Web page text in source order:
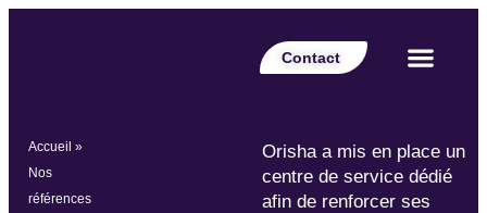
Contact
Accueil »
Nos
références
Orisha a mis en place un
centre de service dédié
afin de renforcer ses